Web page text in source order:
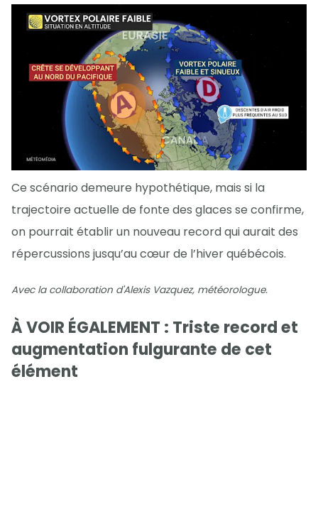
Ce scénario demeure hypothétique, mais si la
trajectoire actuelle de fonte des glaces se confirme,
on pourrait établir un nouveau record qui aurait des
répercussions jusqu’au cœur de l’hiver québécois.
Avec la collaboration d'Alexis Vazquez, météorologue.
À VOIR ÉGALEMENT : Triste record et
augmentation fulgurante de cet
élément